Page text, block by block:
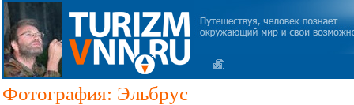
Фотография: Эльбрус